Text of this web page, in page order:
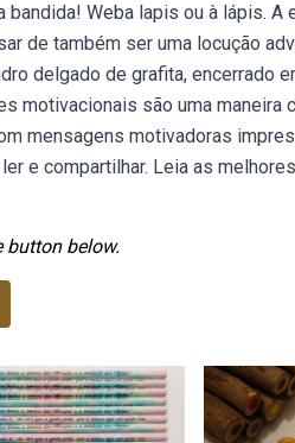
Weba lapis ou à lápis. A
de também ser uma locução
delgado de grafita, encerrado
motivacionais são uma maneira
mensagens motivadoras
e compartilhar. Leia as
button below.